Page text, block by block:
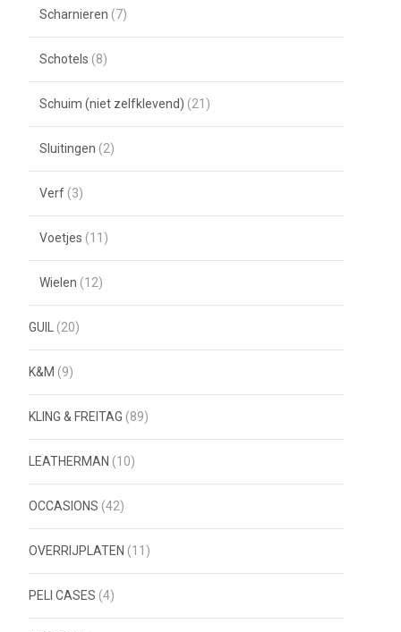
Scharnieren (7)
Schotels (8)
Schuim (niet zelfklevend) (21)
Sluitingen (2)
Verf (3)
Voetjes (11)
Wielen (12)
GUIL (20)
K&M (9)
KLING & FREITAG (89)
LEATHERMAN (10)
OCCASIONS (42)
OVERRIJPLATEN (11)
PELI CASES (4)